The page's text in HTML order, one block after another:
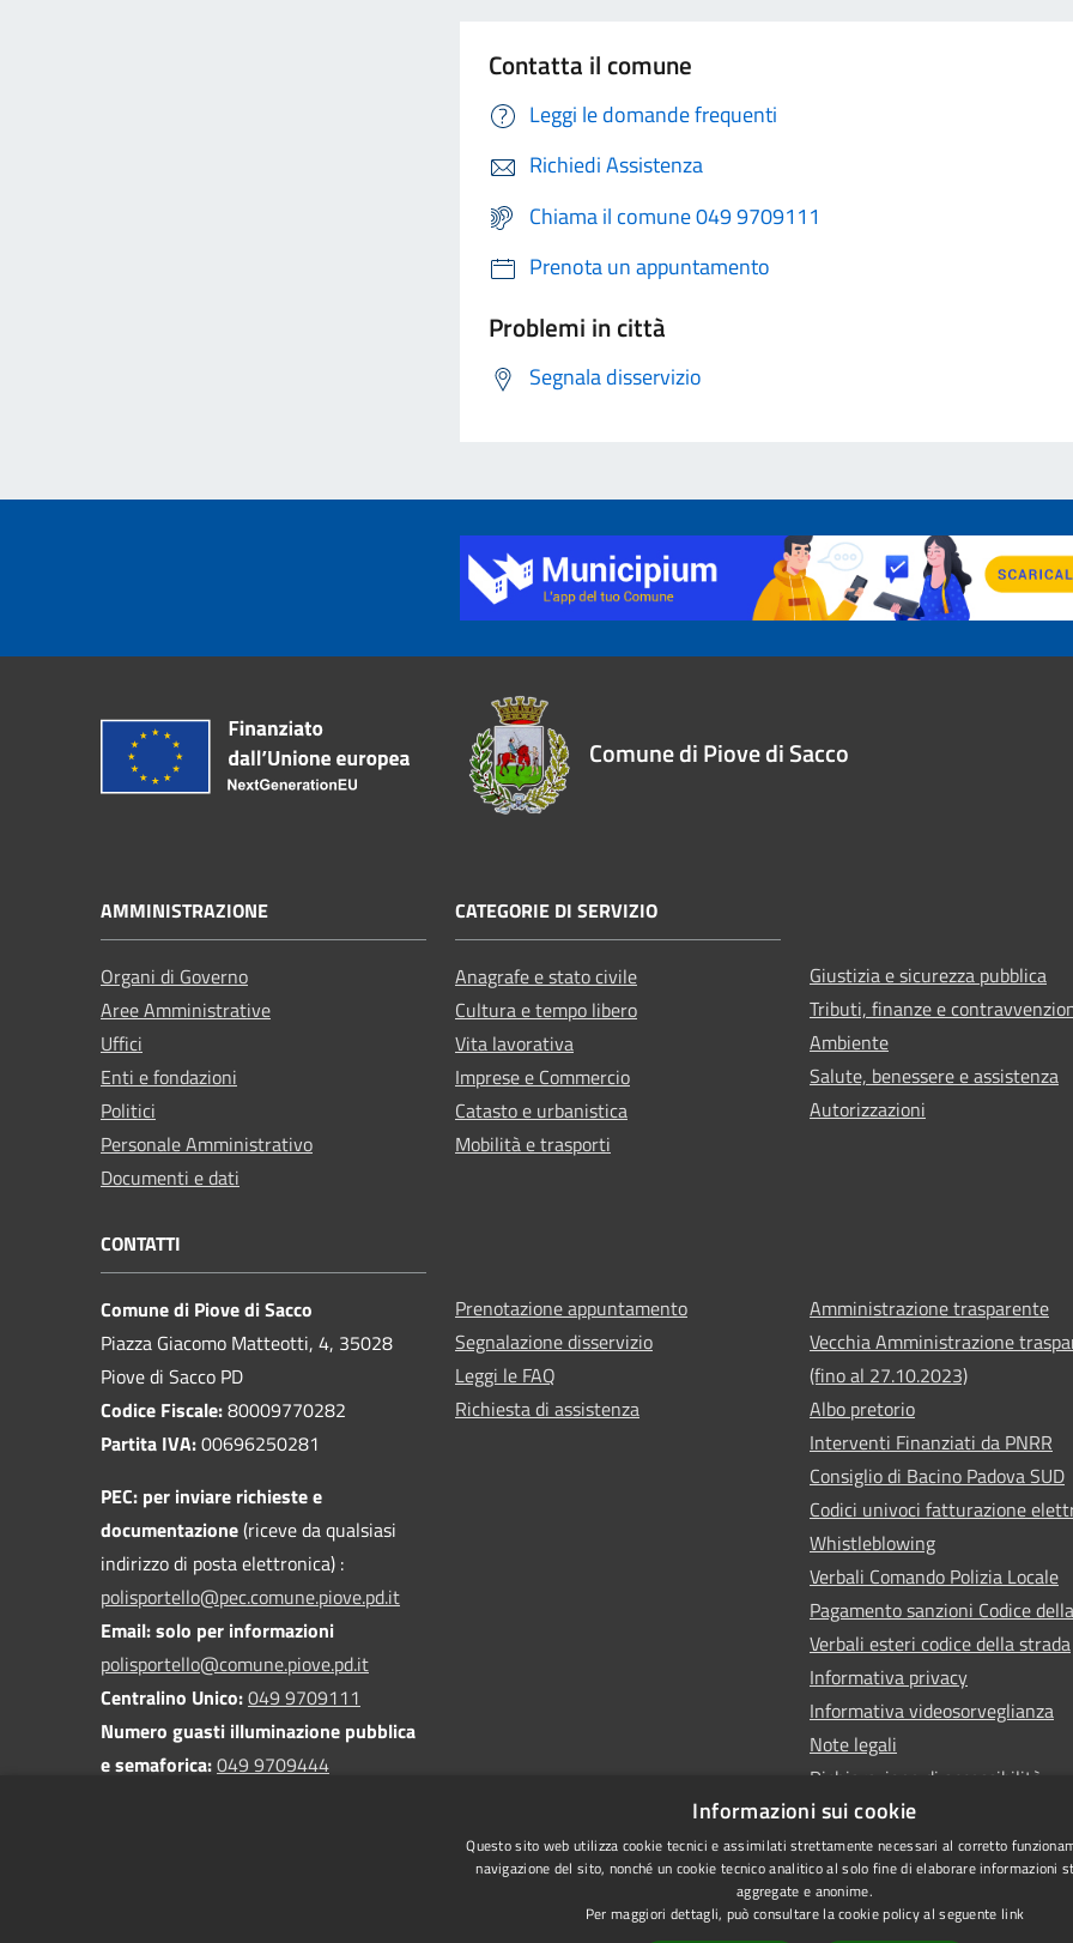
Contatta il comune
Leggi le domande frequenti
Richiedi Assistenza
Chiama il comune 049 9709111
Prenota un appuntamento
Problemi in città
Segnala disservizio
Comune di Piove di Sacco
AMMINISTRAZIONE
Organi di Governo
Aree Amministrative
Uffici
Enti e fondazioni
Politici
Personale Amministrativo
Documenti e dati
CATEGORIE DI SERVIZIO
Anagrafe e stato civile
Cultura e tempo libero
Vita lavorativa
Imprese e Commercio
Catasto e urbanistica
Mobilità e trasporti
Giustizia e sicurezza pubblica
Tributi, finanze e
Ambiente
Salute, benessere e assistenza
Autorizzazioni
CONTATTI
Comune di Piove di Sacco
Piazza Giacomo Matteotti, 4, 35028
Piove di Sacco PD
Codice Fiscale:80009770282
Partita IVA:00696250281
PEC: per inviare richieste e
documentazione(riceve da qualsiasi
indirizzo di posta elettronica) :
polisportello@pec.comune.piove.pd.it
Email: solo per informazioni
polisportello@comune.piove.pd.it
Centralino Unico:049 9709111
Numero guasti illuminazione pubblica
e semaforica:049 9709444
Prenotazione appuntamento
Segnalazione disservizio
Leggi le FAQ
Richiesta di assistenza
Amministrazione trasparente
Vecchia Amministrazione
(fino al 27.10.2023)
Albo pretorio
Interventi Finanziati da PNRR
Consiglio di Bacino Padova SUD
Codici univoci fatturazione
Whistleblowing
Verbali Comando Polizia Locale
Pagamento sanzioni Codice
Verbali esteri codice della strada
Informativa privacy
Informativa videosorveglianza
Note legali
Dichiarazione di accessibilità
Obiettivi di accessibilità
Informazioni sui cookie
Questo sito web utilizza cookie tecnici e assimilati strettamente necessari al corretto
navigazione del sito, nonché un cookie tecnico analitico al solo fine di elaborare informazioni
aggregate e anonime.
Per maggiori dettagli, può consultare la cookie policy al seguente link